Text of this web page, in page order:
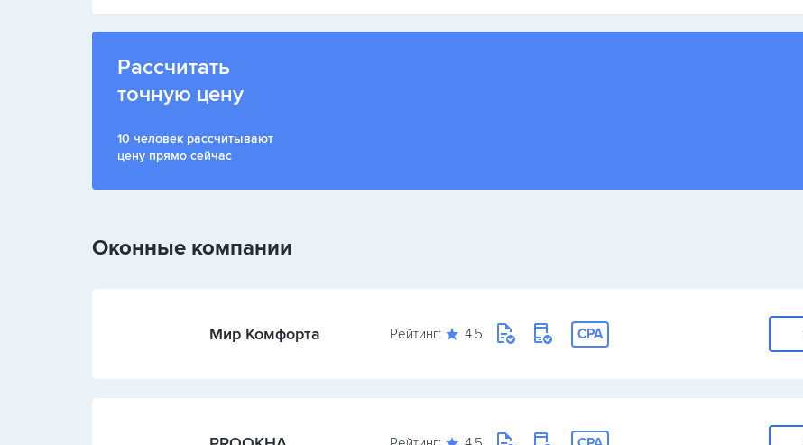
Рассчитать
точную цену
10 человек рассчитывают
цену прямо сейчас
Оконные компании
Мир Комфорта Рейтинг: 4.5 CPA